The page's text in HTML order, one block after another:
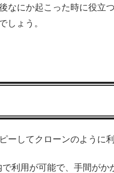
なにか起こった時に役立
しょう。
してクローンのように利
利用が可能で、手間がか